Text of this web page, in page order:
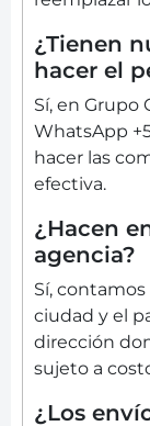
¿Tienen
hacer el
Sí, en Grupo
WhatsApp
hacer las
efectiva.
¿Hacen
agencia?
Sí,
ciudad y el
dirección
sujeto a
¿Los